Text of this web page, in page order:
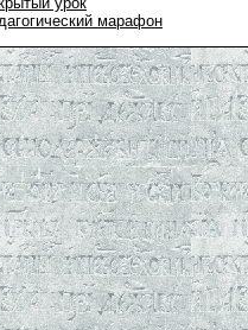
марафон